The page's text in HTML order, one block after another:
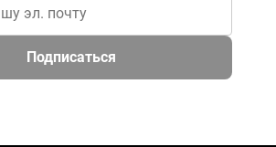
Подписаться